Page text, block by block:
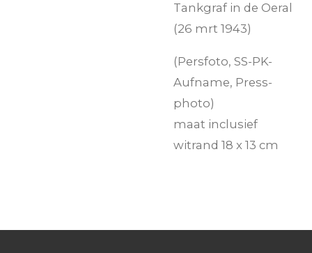
Tankgraf in de Oeral
(26 mrt 1943)
(Persfoto, SS-PK-
Aufname, Press-
photo)
maat inclusief
witrand 18 x 13 cm